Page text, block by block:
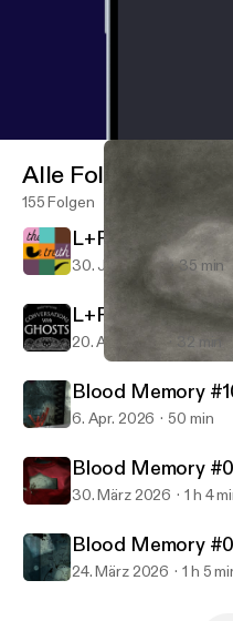
Love and Radio
Alle Folgen
155 Folgen
L+R Presents:
30. Juni 2026 35 min
L+R Presents:
20. Apr. 2026 32 min
Blood Memory
6. Apr. 2026 50 min
Blood Memory
30. März 2026 1 h 4
Blood Memory
24. März 2026 1 h 5